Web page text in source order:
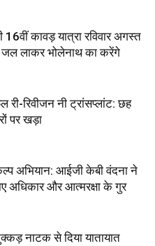
16वीं कावड़ यात्रा रविवार अगस्त
लाकर भोलेनाथ का करेंगे
री-रिवीजन नी ट्रांसप्लांट: छह
पर खड़ा
अभियान: आईजी केबी वंदना ने
अधिकार और आत्मरक्षा के गुर
नाटक से दिया यातायात